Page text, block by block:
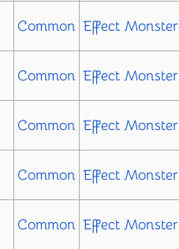
Common Effect Monster
Common Effect Monster
Common Effect Monster
Common Effect Monster
Common Effect Monster